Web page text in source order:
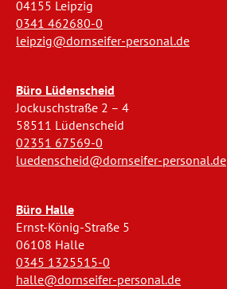
04155 Leipzig
0341 462680-0
leipzig@dornseifer-personal.de
Büro Lüdenscheid
Jockuschstraße 2 – 4
58511 Lüdenscheid
02351 67569-0
luedenscheid@dornseifer-personal.de
Büro Halle
Ernst-König-Straße 5
06108 Halle
0345 1325515-0
halle@dornseifer-personal.de